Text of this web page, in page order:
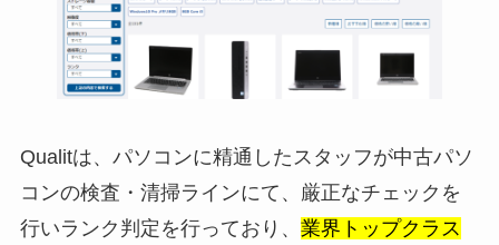
Qualitは、パソコンに精通したスタッフが中古パソ
コンの検査・清掃ラインにて、厳正なチェックを
行いランク判定を行っており、 業界トップクラス